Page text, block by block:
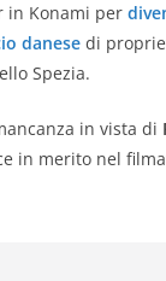
in Konami per
danese di
Spezia.
in vista di
in merito nel